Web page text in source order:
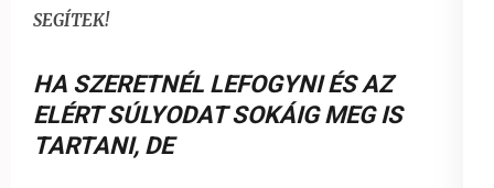
SEGÍTEK!
HA SZERETNÉL LEFOGYNI ÉS AZ
ELÉRT SÚLYODAT SOKÁIG MEG IS
TARTANI, DE